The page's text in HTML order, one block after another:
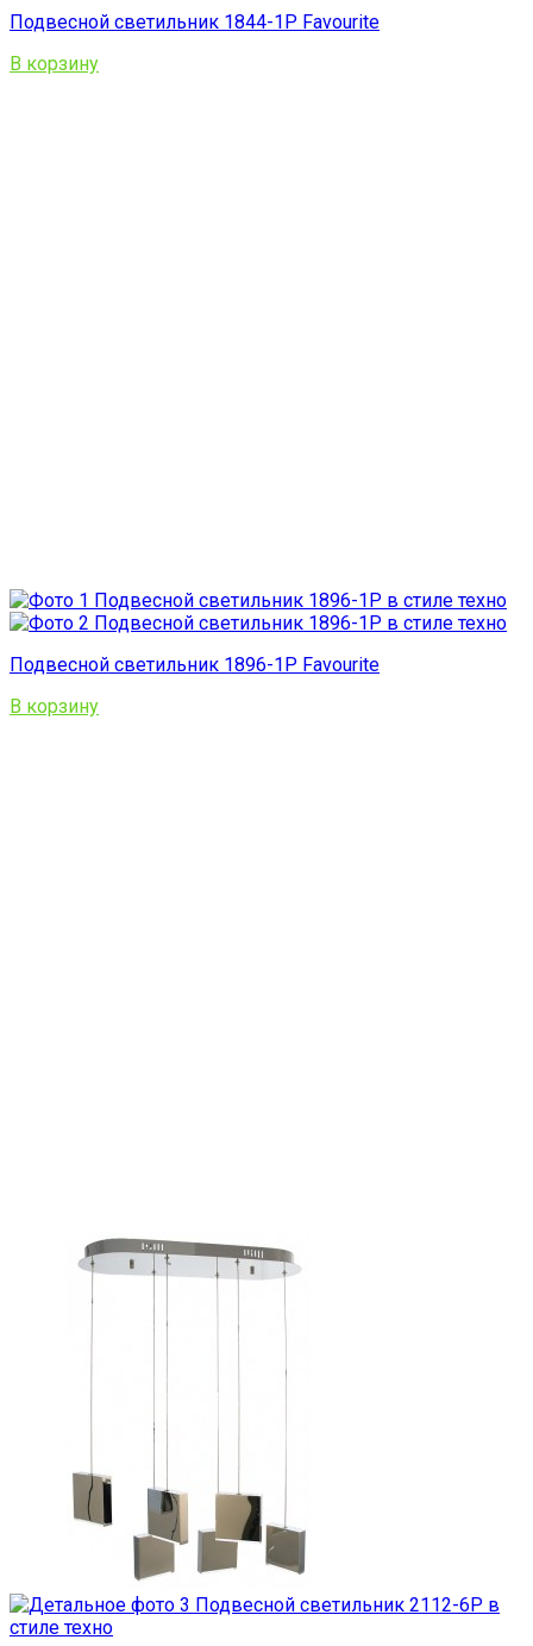
Подвесной светильник 1844-1P Favourite
В корзину
Подвесной светильник 1896-1P Favourite
В корзину